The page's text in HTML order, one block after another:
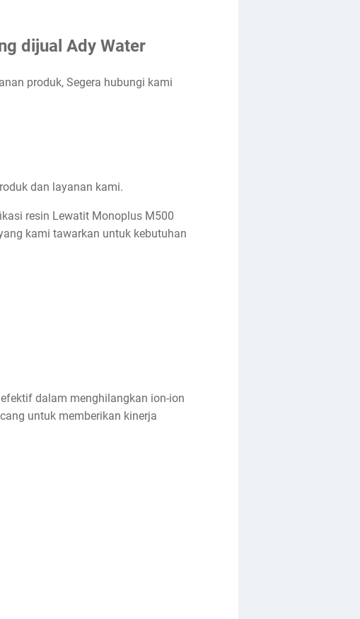
dijual Ady Water
produk, Segera hubungi kami
dan layanan kami.
resin Lewatit Monoplus M500
kami tawarkan untuk kebutuhan
dalam menghilangkan ion-ion
untuk memberikan kinerja